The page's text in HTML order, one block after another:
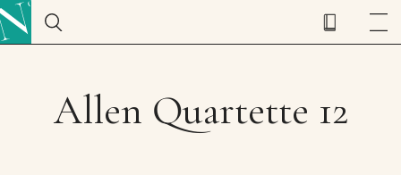
Allen Quartette 12